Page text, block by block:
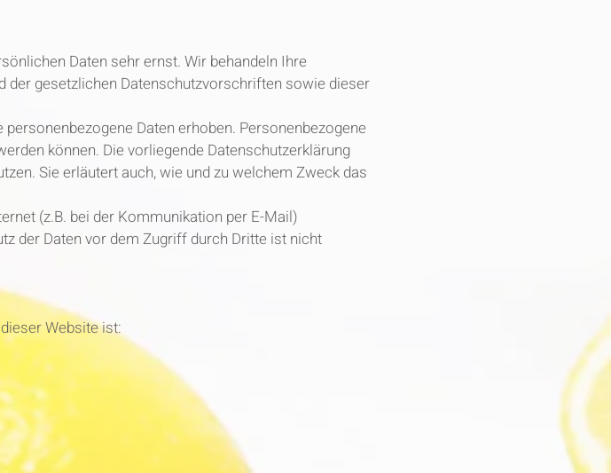
Daten sehr ernst. Wir behandeln Ihre
der gesetzlichen Datenschutzvorschriften sowie dieser
Daten erhoben. Personenbezogene
können. Die vorliegende Datenschutzerklärung
Sie erläutert auch, wie und zu welchem Zweck das
(z.B. bei der Kommunikation per E-Mail)
der Daten vor dem Zugriff durch Dritte ist nicht
Website ist: